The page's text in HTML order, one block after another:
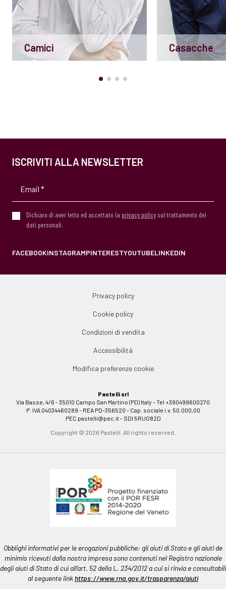
Camici Casacche
ISCRIVITI ALLA NEWSLETTER
Dichiaro di aver letto ed accettato la privacy policy sul trattamento dei
dati personali.
FACEBOOKINSTAGRAMPINTERESTYOUTUBELINKEDIN
Privacy policy
Cookie policy
Condizioni di vendita
Accessibilità
Modifica preferenze cookie
Pastelli srl
Via Basse, 4/6 - 35010 Campo San Martino (PD) Italy - Tel +390499600270
P. IVA 04034460289 - REA PD-356520 - Cap. sociale i.v. 50.000,00
PEC pastelli@pec.it- SDI 5RUO82D
Copyright © 2026 Pastelli. All rights reserved.
Obblighi informativi per le erogazioni pubbliche: gli aiuti di Stato e gli aiuti de
minimis ricevuti dalla nostra impresa sono contenuti nel Registro nazionale
degli aiuti di Stato di cui all’art. 52 della L. 234/2012 a cui si rinvia e consultabili
al seguente linkhttps://www.rna.gov.it/trasparenza/aiuti